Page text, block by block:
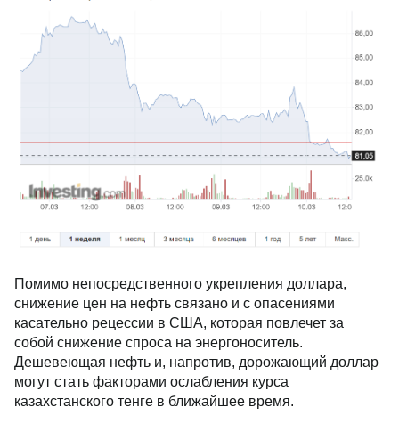
Помимо непосредственного укрепления доллара,
снижение цен на нефть связано и с опасениями
касательно рецессии в США, которая повлечет за
собой снижение спроса на энергоноситель.
Дешевеющая нефть и, напротив, дорожающий доллар
могут стать факторами ослабления курса
казахстанского тенге в ближайшее время.